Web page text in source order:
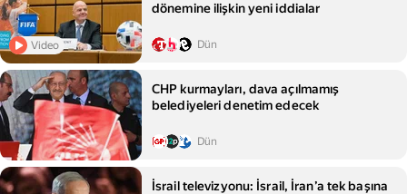
Video
dönemine ilişkin yeni iddialar
Dün
CHP kurmayları, dava açılmamış
belediyeleri denetim edecek
Dün
İsrail televizyonu: İsrail, İran’a tek başına